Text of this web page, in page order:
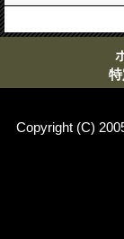
Copyright (C)